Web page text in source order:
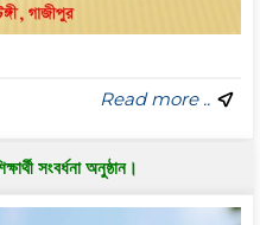
Read more ..
সংবর্ধনা অনুষ্ঠান।